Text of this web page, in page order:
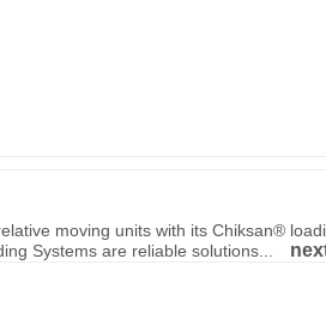
moving units with its Chiksan®
Systems are reliable solutions...